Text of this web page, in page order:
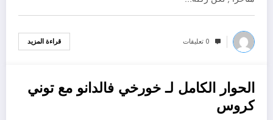
0 تعليقات قراءة المزيد
نوفمبر 5, 2022
الحوار الكامل لـ خورخي فالدانو مع توني
كروس